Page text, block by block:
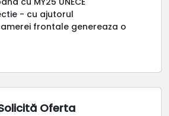
- cu ajutorul
frontale genereaza o
Oferta